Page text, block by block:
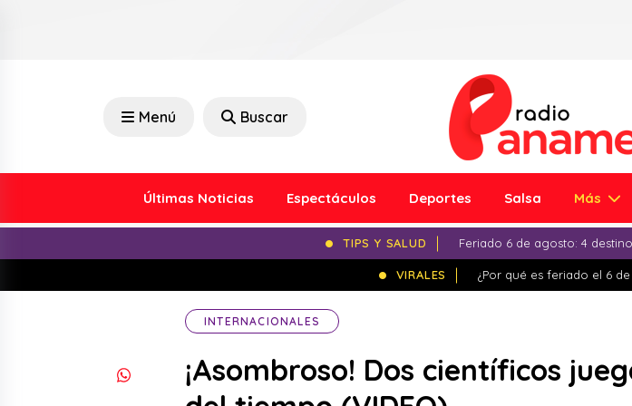
Menú Buscar
Últimas Noticias Espectáculos Deportes Salsa Más
TIPS Y SALUD Feriado 6 de agosto: 4
VIRALES ¿Por qué es feriado el 6
INTERNACIONALES
¡Asombroso! Dos científicos